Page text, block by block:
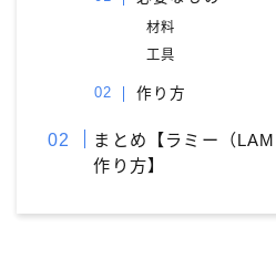
材料
工具
作り方
まとめ【ラミー（
作り方】